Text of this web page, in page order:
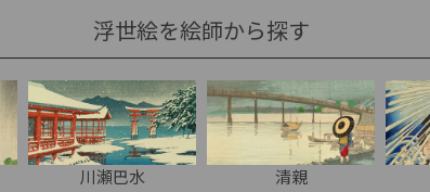
浮世絵を絵師から探す
川瀬巴水 清親